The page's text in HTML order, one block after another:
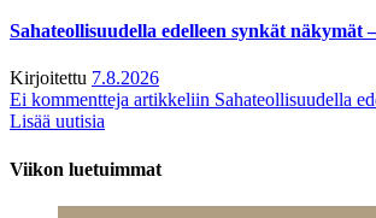
Sahateollisuudella edelleen synkät
Kirjoitettu 7.8.2026
Ei kommentteja artikkeliin Sahateollisuudella
Lisää uutisia
Viikon luetuimmat